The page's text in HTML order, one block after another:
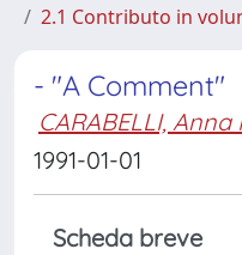
2.1 Contributo in
- "A Comment"
CARABELLI,
1991-01-01
Scheda breve